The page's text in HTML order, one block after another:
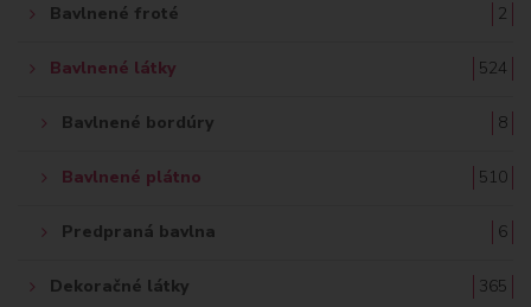
Bavlnené froté 2
Bavlnené látky 524
Bavlnené bordúry 8
Bavlnené plátno 510
Predpraná bavlna 6
Dekoračné látky 365